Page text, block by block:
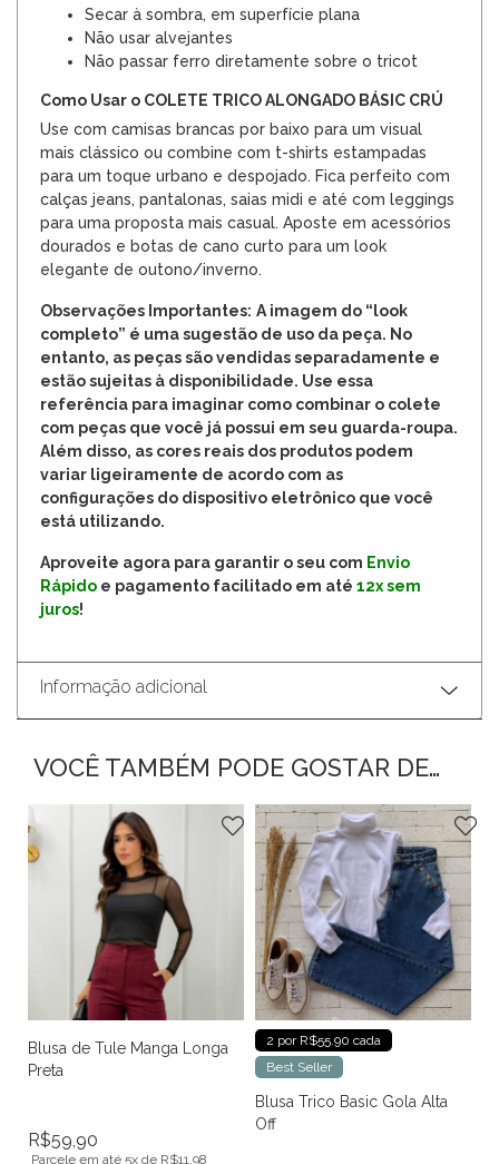
Secar à sombra, em superfície plana
Não usar alvejantes
Não passar ferro diretamente sobre o tricot
Como Usar o COLETE TRICO ALONGADO BÁSIC CRÚ
Use com camisas brancas por baixo para um visual
mais clássico ou combine com t-shirts estampadas
para um toque urbano e despojado. Fica perfeito com
calças jeans, pantalonas, saias midi e até com leggings
para uma proposta mais casual. Aposte em acessórios
dourados e botas de cano curto para um look
elegante de outono/inverno.
Observações Importantes: A imagem do “look
completo” é uma sugestão de uso da peça. No
entanto, as peças são vendidas separadamente e
estão sujeitas à disponibilidade. Use essa
referência para imaginar como combinar o colete
com peças que você já possui em seu guarda-roupa.
Além disso, as cores reais dos produtos podem
variar ligeiramente de acordo com as
configurações do dispositivo eletrônico que você
está utilizando.
Aproveite agora para garantir o seu com Envio
Rápido e pagamento facilitado em até 12x sem
juros!
Informação adicional
VOCÊ TAMBÉM PODE GOSTAR DE…
Blusa de Tule Manga Longa
Preta
R$59,90
Parcele em até 5x de R$11,98
2 por R$55.90 cada
Best Seller
Blusa Trico Basic Gola Alta
Off